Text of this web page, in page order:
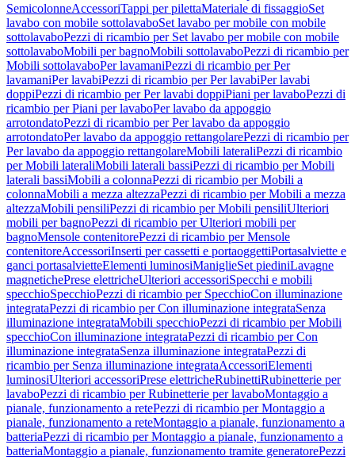
SemicolonneAccessoriTappi per pilettaMateriale di fissaggioSet
lavabo con mobile sottolavaboSet lavabo per mobile con mobile
sottolavaboPezzi di ricambio per Set lavabo per mobile con mobile
sottolavaboMobili per bagnoMobili sottolavaboPezzi di ricambio per
Mobili sottolavaboPer lavamaniPezzi di ricambio per Per
lavamaniPer lavabiPezzi di ricambio per Per lavabiPer lavabi
doppiPezzi di ricambio per Per lavabi doppiPiani per lavaboPezzi di
ricambio per Piani per lavaboPer lavabo da appoggio
arrotondatoPezzi di ricambio per Per lavabo da appoggio
arrotondatoPer lavabo da appoggio rettangolarePezzi di ricambio per
Per lavabo da appoggio rettangolareMobili lateraliPezzi di ricambio
per Mobili lateraliMobili laterali bassiPezzi di ricambio per Mobili
laterali bassiMobili a colonnaPezzi di ricambio per Mobili a
colonnaMobili a mezza altezzaPezzi di ricambio per Mobili a mezza
altezzaMobili pensiliPezzi di ricambio per Mobili pensiliUlteriori
mobili per bagnoPezzi di ricambio per Ulteriori mobili per
bagnoMensole contenitorePezzi di ricambio per Mensole
contenitoreAccessoriInserti per cassetti e portaoggettiPortasalviette e
ganci portasalvietteElementi luminosiManiglieSet piediniLavagne
magnetichePrese elettricheUlteriori accessoriSpecchi e mobili
specchioSpecchioPezzi di ricambio per SpecchioCon illuminazione
integrataPezzi di ricambio per Con illuminazione integrataSenza
illuminazione integrataMobili specchioPezzi di ricambio per Mobili
specchioCon illuminazione integrataPezzi di ricambio per Con
illuminazione integrataSenza illuminazione integrataPezzi di
ricambio per Senza illuminazione integrataAccessoriElementi
luminosiUlteriori accessoriPrese elettricheRubinettiRubinetterie per
lavaboPezzi di ricambio per Rubinetterie per lavaboMontaggio a
pianale, funzionamento a retePezzi di ricambio per Montaggio a
pianale, funzionamento a reteMontaggio a pianale, funzionamento a
batteriaPezzi di ricambio per Montaggio a pianale, funzionamento a
batteriaMontaggio a pianale, funzionamento tramite generatorePezzi